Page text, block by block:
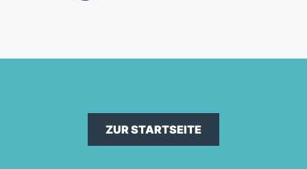
ZUR STARTSEITE